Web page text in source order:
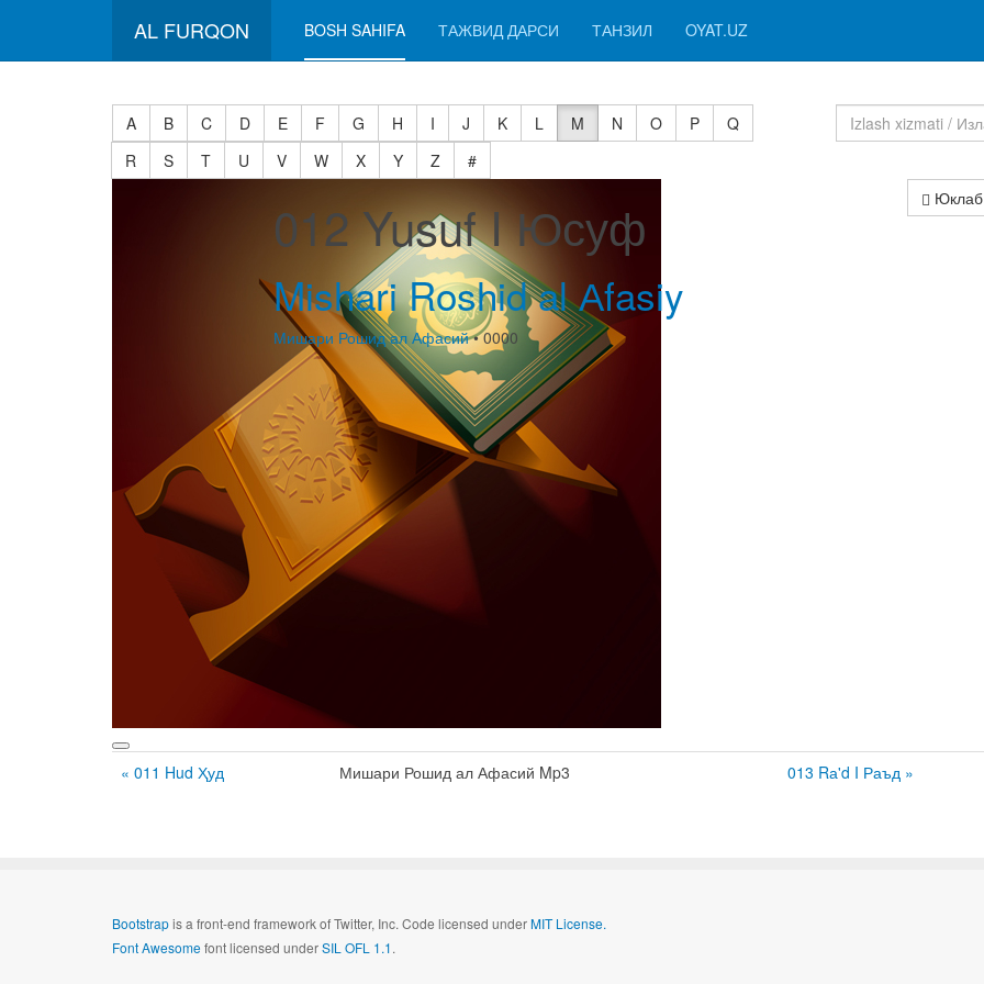
AL FURQON BOSH SAHIFA ТАЖВИД ДАРСИ ТАНЗИЛ OYAT.UZ
A B C D E F G H I J K L M N O P
Q
R
S T U V W X Y Z
#
012 Yusuf I Юсуф
Mishari Roshid al Аfasiy
Мишари Рошид ал Афасий• 0000
« 011 Hud Ҳуд Мишари Рошид ал Афасий Mp3 013 Rа'd I Раъд »
Bootstrapis a front-end framework of Twitter, Inc. Code licensed underMIT License.
Font Awesomefont licensed underSIL OFL 1.1.